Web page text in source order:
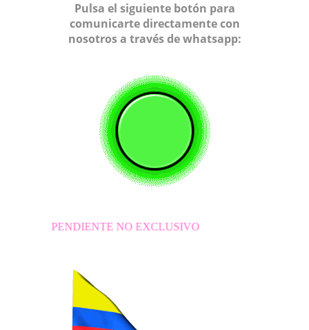
Pulsa el siguiente botón para
comunicarte directamente con
nosotros a través de whatsapp:
NO EXCLUSIVO